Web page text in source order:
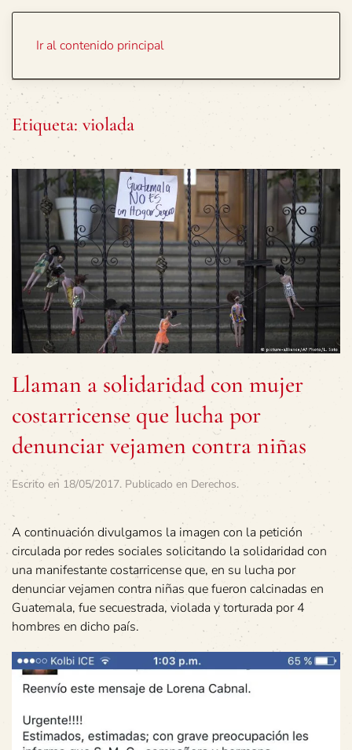
Ir al contenido principal
Etiqueta: violada
Llaman a solidaridad con mujer
costarricense que lucha por
denunciar vejamen contra niñas
Escrito en 18/05/2017. Publicado en Derechos.
A continuación divulgamos la imagen con la petición
circulada por redes sociales solicitando la solidaridad con
una manifestante costarricense que, en su lucha por
denunciar vejamen contra niñas que fueron calcinadas en
Guatemala, fue secuestrada, violada y torturada por 4
hombres en dicho país.